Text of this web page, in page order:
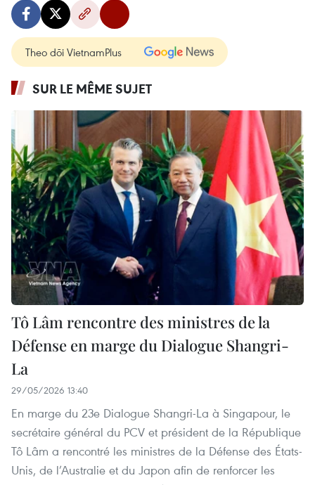
Theo dõi VietnamPlus
SUR LE MÊME SUJET
Tô Lâm rencontre des ministres de la
Défense en marge du Dialogue Shangri-
La
29/05/2026 13:40
En marge du 23e Dialogue Shangri-La à Singapour, le
secrétaire général du PCV et président de la République
Tô Lâm a rencontré les ministres de la Défense des États-
Unis, de l’Australie et du Japon afin de renforcer les